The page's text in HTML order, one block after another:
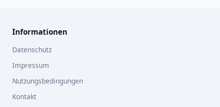
Informationen
Datenschutz
Impressum
Nutzungsbedingungen
Kontakt